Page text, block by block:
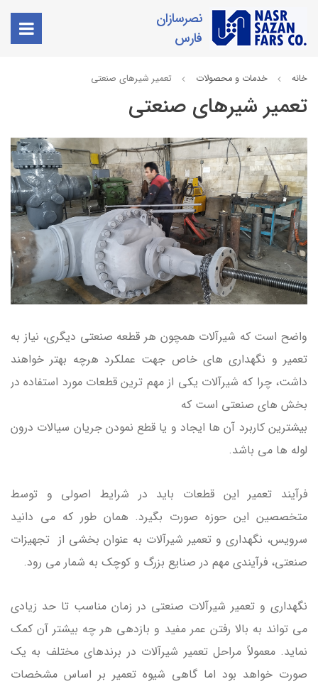
نصرسازان
فارس
خانه خدمات و محصولات تعمیر شیرهای صنعتی
تعمیر شیرهای صنعتی
واضح است که شیرآلات همچون هر قطعه صنعتی دیگری، نیاز به
تعمیر و نگهداری های خاص جهت عملکرد هرچه بهتر خواهند
داشت، چرا که شیرآلات یکی از مهم ترین قطعات مورد استفاده در
بخش های صنعتی است که
بیشترین کاربرد آن ها ایجاد و یا قطع نمودن جریان سیالات درون
لوله ها می باشد.
فرآیند تعمیر این قطعات باید در شرایط اصولی و توسط
متخصصین این حوزه صورت بگیرد. همان طور که می دانید
سرویس، نگهداری و تعمیر شیرآلات به عنوان بخشی از تجهیزات
صنعتی، فرآیندی مهم در صنایع بزرگ و کوچک به شمار می رود.
نگهداری و تعمیر شیرآلات صنعتی در زمان مناسب تا حد زیادی
می تواند به بالا رفتن عمر مفید و بازدهی هر چه بیشتر آن کمک
نماید. معمولاً مراحل تعمیر شیرآلات در برندهای مختلف به یک
صورت خواهد بود اما گاهی شیوه تعمیر بر اساس مشخصات